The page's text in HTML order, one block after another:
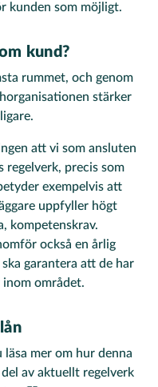
kunden som möjligt.
kund?
rummet, och genom
stärker
att vi som ansluten
regelverk, precis som
exempelvis att
uppfyller högt
kompetenskrav.
också en årlig
garantera att de har
området.
läsa mer om hur denna
av aktuellt regelverk